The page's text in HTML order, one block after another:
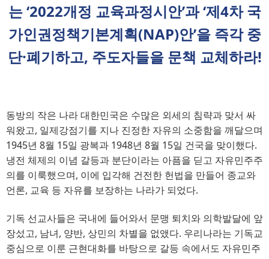
는 ‘2022개정 교육과정시안’과 ‘제4차 국
가인권정책기본계획(NAP)안’을 즉각 중
단·폐기하고, 주도자들을 문책 교체하라!
동방의 작은 나라 대한민국은 수많은 외세의 침략과 맞서 싸
워왔고, 일제강점기를 지나 진정한 자유의 소중함을 깨달으며
1945년 8월 15일 광복과 1948년 8월 15일 건국을 맞이했다.
냉전 체제의 이념 갈등과 분단이라는 아픔을 딛고 자유민주주
의를 이룩했으며, 이에 입각해 건전한 헌법을 만들어 종교와
언론, 교육 등 자유를 보장하는 나라가 되었다.
기독 선교사들은 국내에 들어와서 문맹 퇴치와 의학발달에 앞
장섰고, 남녀, 양반, 상민의 차별을 없앴다. 우리나라는 기독교
중심으로 이룬 근현대화를 바탕으로 갈등 속에서도 자유민주